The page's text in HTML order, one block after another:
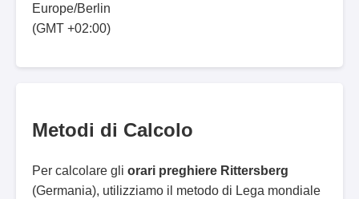
Europe/Berlin
(GMT +02:00)
Metodi di Calcolo
Per calcolare gli orari preghiere Rittersberg
(Germania), utilizziamo il metodo di Lega mondiale